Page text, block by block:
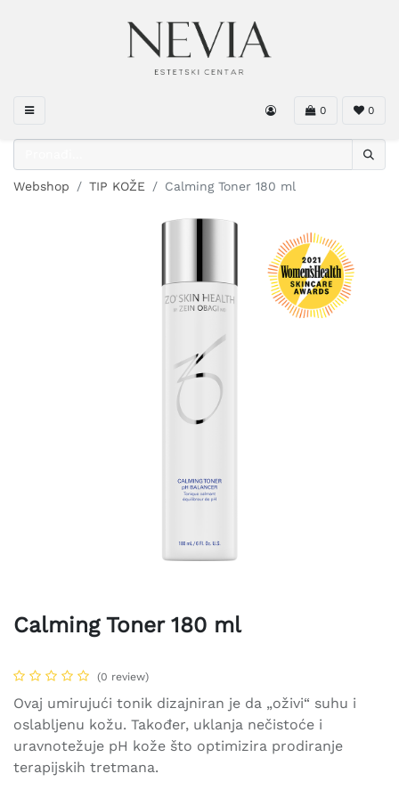
0 0
Webshop TIP KOŽE Calming Toner 180 ml
Calming Toner 180 ml
(0 review)
Ovaj umirujući tonik dizajniran je da „oživi“ suhu i
oslabljenu kožu. Također, uklanja nečistoće i
uravnotežuje pH kože što optimizira prodiranje
terapijskih tretmana.